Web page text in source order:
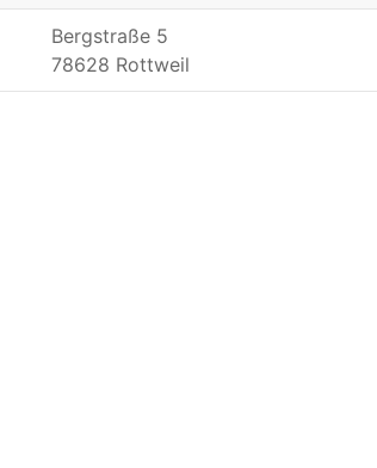
Bergstraße 5
78628 Rottweil